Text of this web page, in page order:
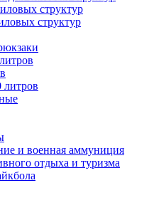
структур
структур
литров
и военная аммуниция
отдыха и туризма